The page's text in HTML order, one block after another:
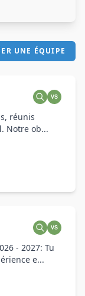
UNE ÉQUIPE
VS
réunis
Notre ob...
VS
- 2027: Tu
e...